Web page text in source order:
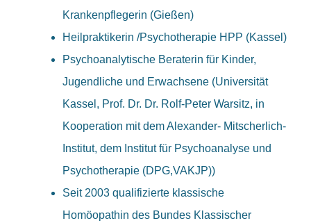
Krankenpflegerin (Gießen)
Heilpraktikerin /Psychotherapie HPP (Kassel)
Psychoanalytische Beraterin für Kinder,
Jugendliche und Erwachsene (Universität
Kassel, Prof. Dr. Dr. Rolf-Peter Warsitz, in
Kooperation mit dem Alexander- Mitscherlich-
Institut, dem Institut für Psychoanalyse und
Psychotherapie (DPG,VAKJP))
Seit 2003 qualifizierte klassische
Homöopathin des Bundes Klassischer